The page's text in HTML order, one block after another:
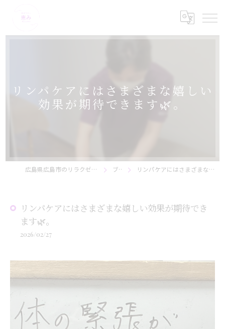
リンパケアにはさまざまな嬉しい
効果が期待できます🌿。
広島県広島市のリラクゼーションなら美骨サロン恵み ブログ リンパケアにはさまざまな嬉しい効果が期待できます🌿。
リンパケアにはさまざまな嬉しい効果が期待でき
ます🌿。
2026/02/27